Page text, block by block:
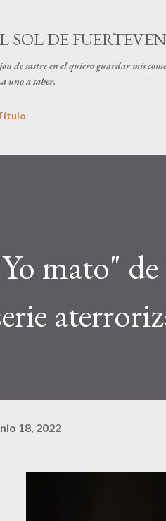
SOL DE
de sastre en el quiero guardar mis
uno a saber.
mato"
18, 2022